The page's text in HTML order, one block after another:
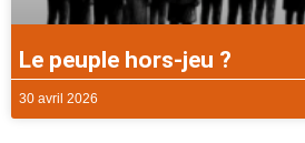
Le peuple hors-jeu ?
30 avril 2026